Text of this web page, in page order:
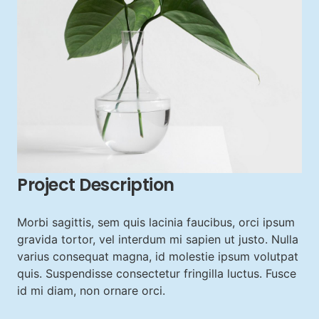
Project Description
Morbi sagittis, sem quis lacinia faucibus, orci ipsum
gravida tortor, vel interdum mi sapien ut justo. Nulla
varius consequat magna, id molestie ipsum volutpat
quis. Suspendisse consectetur fringilla luctus. Fusce
id mi diam, non ornare orci.